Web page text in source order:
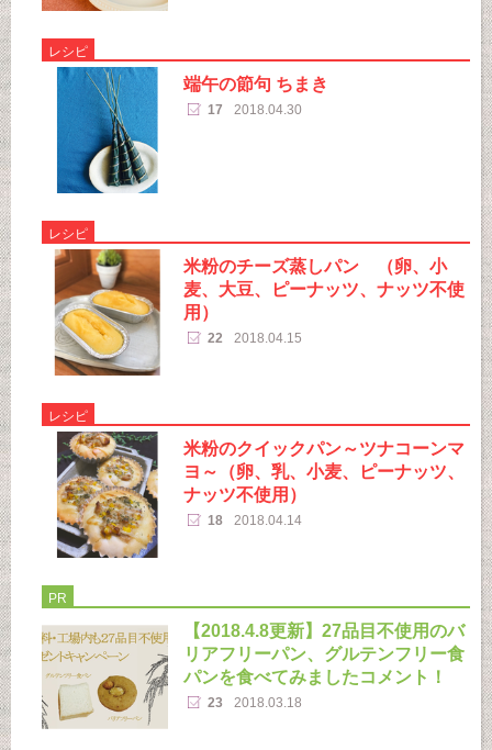
レシピ
端午の節句 ちまき
17 2018.04.30
レシピ
米粉のチーズ蒸しパン （卵、小
麦、大豆、ピーナッツ、ナッツ不使
用）
22 2018.04.15
レシピ
米粉のクイックパン～ツナコーンマ
ヨ～（卵、乳、小麦、ピーナッツ、
ナッツ不使用）
18 2018.04.14
PR
【2018.4.8更新】27品目不使用のバ
リアフリーパン、グルテンフリー食
パンを食べてみましたコメント！
23 2018.03.18